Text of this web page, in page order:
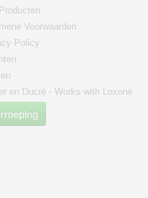
Voorwaarden
Policy
en Ducré - Works with Loxone